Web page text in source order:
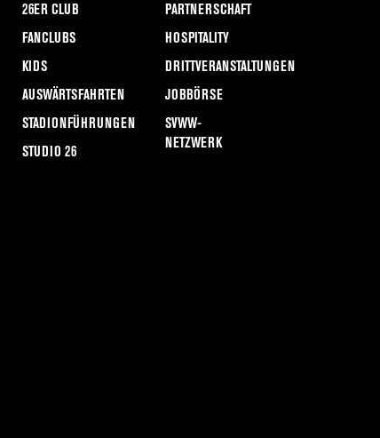
26ER CLUB
FANCLUBS
KIDS
AUSWÄRTSFAHRTEN
STADIONFÜHRUNGEN
STUDIO 26
PARTNERSCHAFT
HOSPITALITY
DRITTVERANSTALTUNGEN
JOBBÖRSE
SVWW-
NETZWERK